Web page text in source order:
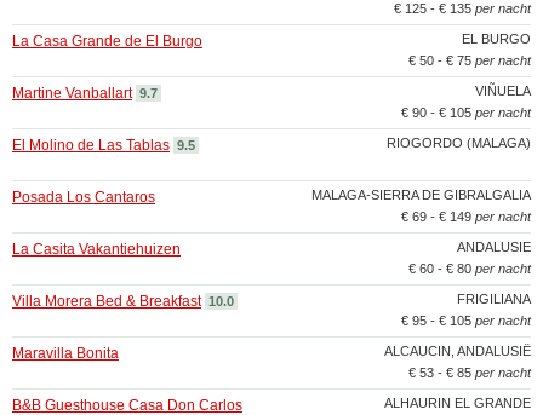
€ 125 - € 135 per nacht
EL BURGO
La Casa Grande de El Burgo
€ 50 - € 75 per nacht
VIÑUELA
Martine Vanballart 9.7
€ 90 - € 105 per nacht
RIOGORDO (MALAGA)
El Molino de Las Tablas 9.5
MALAGA-SIERRA DE GIBRALGALIA
Posada Los Cantaros
€ 69 - € 149 per nacht
ANDALUSIE
La Casita Vakantiehuizen
€ 60 - € 80 per nacht
FRIGILIANA
Villa Morera Bed & Breakfast 10.0
€ 95 - € 105 per nacht
ALCAUCIN, ANDALUSIË
Maravilla Bonita
€ 53 - € 85 per nacht
ALHAURIN EL GRANDE
B&B Guesthouse Casa Don Carlos